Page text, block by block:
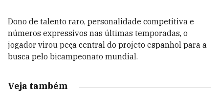
Dono de talento raro, personalidade competitiva e
números expressivos nas últimas temporadas, o
jogador virou peça central do projeto espanhol para a
busca pelo bicampeonato mundial.
Veja também